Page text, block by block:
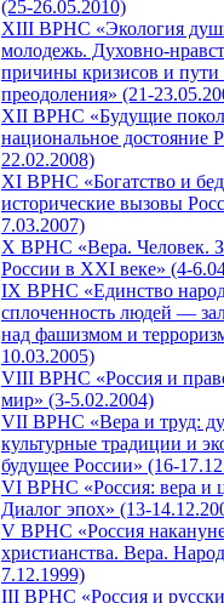
(25-26.05.2010)
XIII ВРНС «Экология
молодежь. Духовно-
причины кризисов и пути
преодоления» (21-
XII ВРНС «Будущие
национальное достояние
22.02.2008)
XI ВРНС «Богатство и
исторические вызовы
7.03.2007)
X ВРНС «Вера. Человек.
России в XXI веке» (4-
IX ВРНС «Единство
сплоченность людей —
над фашизмом и
10.03.2005)
VIII ВРНС «Россия и
мир» (3-5.02.2004)
VII ВРНС «Вера и труд:
культурные традиции и
будущее России» (16-
VI ВРНС «Россия: вера и
Диалог эпох» (13-
V ВРНС «Россия
христианства. Вера.
7.12.1999)
III ВРНС «Россия и